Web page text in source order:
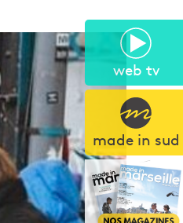
web tv
made in sud